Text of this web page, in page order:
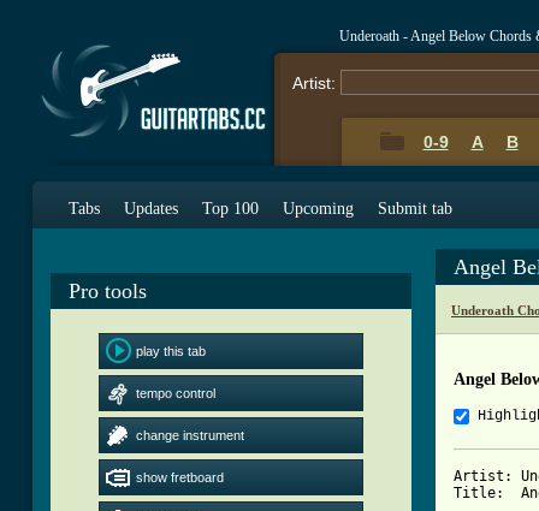
Underoath - Angel Below Chords
Artist:
0-9 A B
Tabs Updates Top 100 Upcoming Submit tab
Pro tools
play this tab
tempo control
change instrument
show fretboard
Angel
Underoath
Angel
Artist:	Underoath
Title:	Angel Below